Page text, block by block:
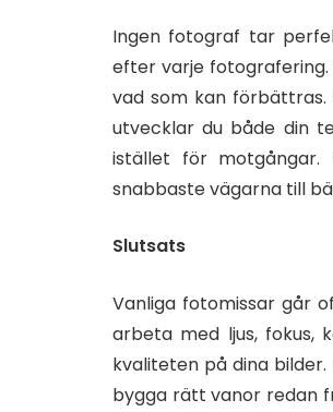
Ingen fotograf tar
efter varje
vad som kan
utvecklar du både din
istället för motgångar.
snabbaste vägarna till
Slutsats
Vanliga fotomissar går
arbeta med ljus, fokus,
kvaliteten på dina
bygga rätt vanor redan